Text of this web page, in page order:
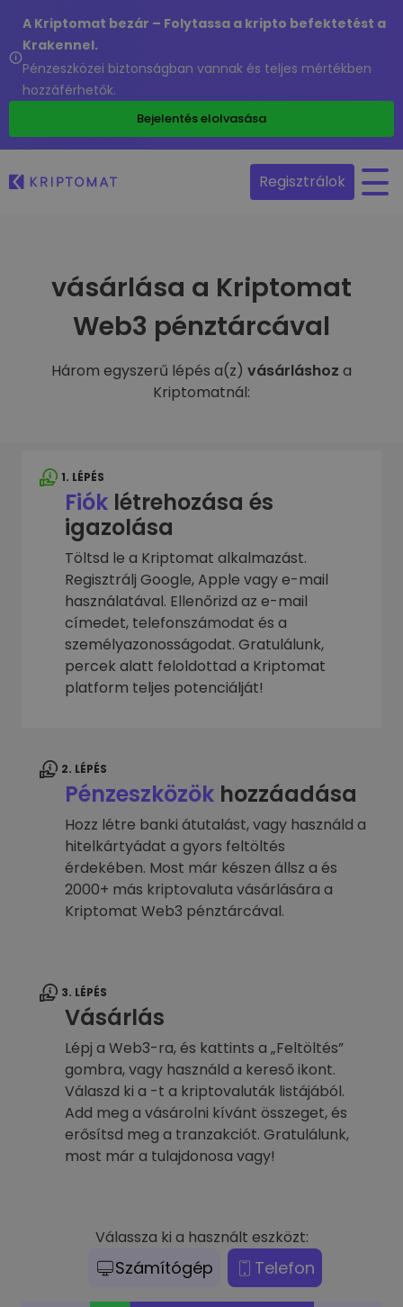
A Kriptomat bezár – Folytassa a kripto befektetést a
Krakennel.
Pénzeszközei biztonságban vannak és teljes mértékben
hozzáférhetők.
Bejelentés elolvasása
Regisztrálok
vásárlása a Kriptomat
Web3 pénztárcával
Három egyszerű lépés a(z) vásárláshoz a
Kriptomatnál:
1. LÉPÉS
Fiók létrehozása és
igazolása
Töltsd le a Kriptomat alkalmazást.
Regisztrálj Google, Apple vagy e-mail
használatával. Ellenőrizd az e-mail
címedet, telefonszámodat és a
személyazonosságodat. Gratulálunk,
percek alatt feloldottad a Kriptomat
platform teljes potenciálját!
2. LÉPÉS
Pénzeszközök hozzáadása
Hozz létre banki átutalást, vagy használd a
hitelkártyádat a gyors feltöltés
érdekében. Most már készen állsz a és
2000+ más kriptovaluta vásárlására a
Kriptomat Web3 pénztárcával.
3. LÉPÉS
Vásárlás
Lépj a Web3-ra, és kattints a „Feltöltés”
gombra, vagy használd a kereső ikont.
Válaszd ki a -t a kriptovaluták listájából.
Add meg a vásárolni kívánt összeget, és
erősítsd meg a tranzakciót. Gratulálunk,
most már a tulajdonosa vagy!
Válassza ki a használt eszközt:
Számítógép Telefon